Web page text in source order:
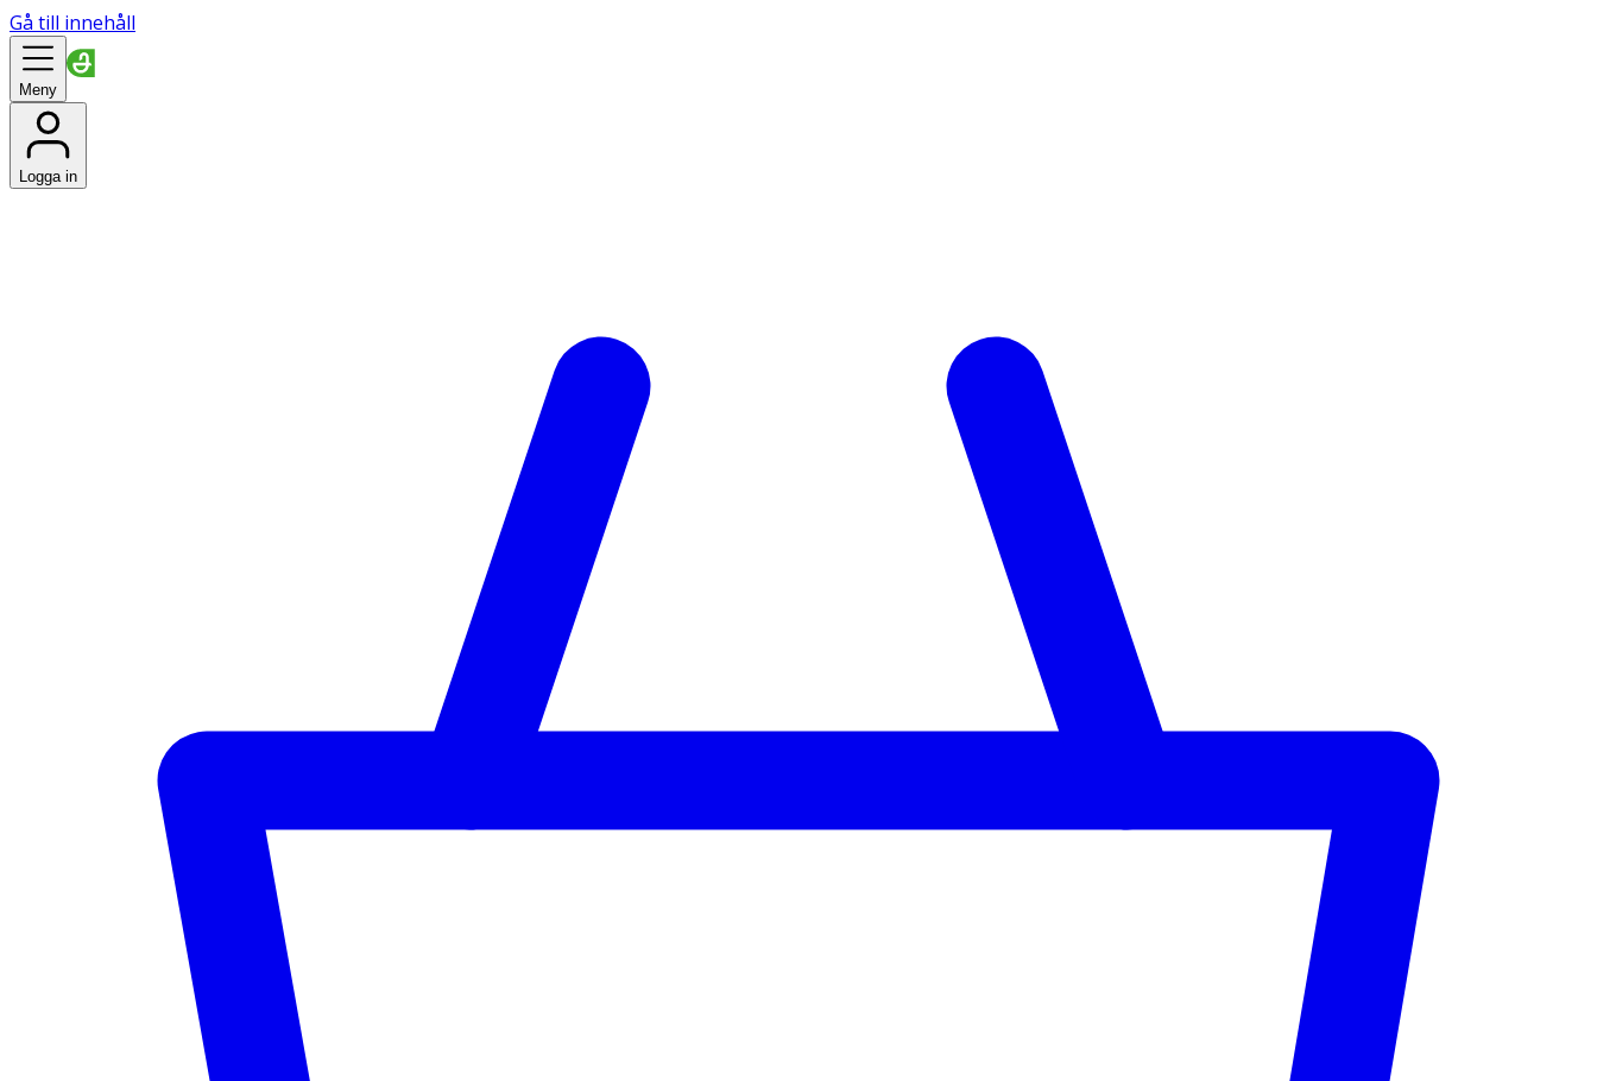
Gå till innehåll
Meny
Logga in